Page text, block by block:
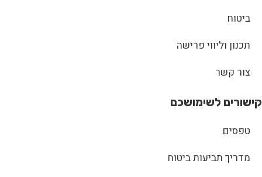
ביטוח
תכנון וליווי פרישה
צור קשר
קישורים לשימושכם
טפסים
מדריך תביעות ביטוח